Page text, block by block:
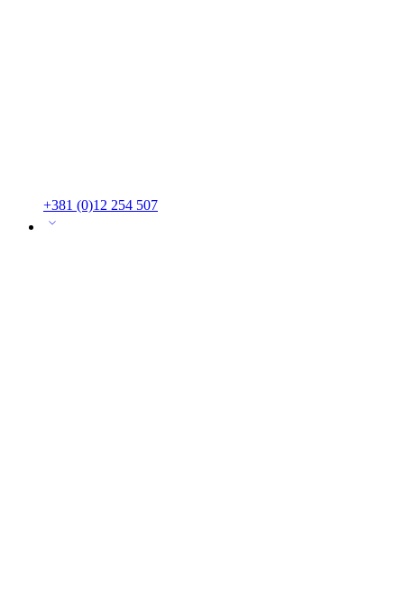
+381 (0)12 254 507